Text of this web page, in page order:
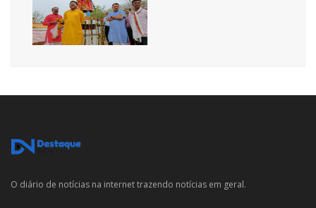
O diário de notícias na internet trazendo notícias em geral.